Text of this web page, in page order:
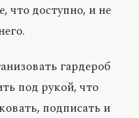
что доступно, и не
гардероб
под рукой, что
подписать и